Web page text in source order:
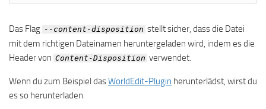
Das Flag --content-disposition stellt sicher, dass die Datei
mit dem richtigen Dateinamen heruntergeladen wird, indem es die
Header von Content-Disposition verwendet.
Wenn du zum Beispiel dasWorldEdit-Plugin herunterlädst, wirst du
es so herunterladen.